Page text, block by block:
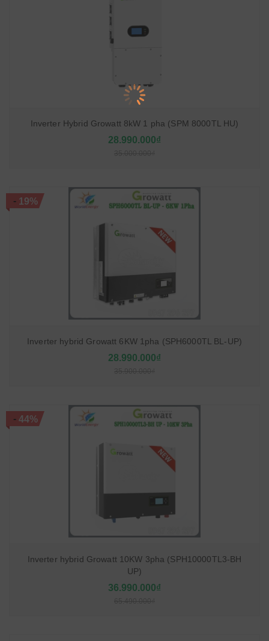
Inverter Hybrid Growatt 8kW 1 pha (SPM 8000TL HU)
28.990.000₫
-19%
Inverter hybrid Growatt 6KW 1pha (SPH6000TL BL-UP)
28.990.000₫
-44%
Inverter hybrid Growatt 10KW 3pha (SPH10000TL3-BH
UP)
36.990.000₫